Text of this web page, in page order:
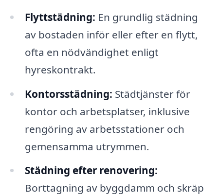
Flyttstädning: En grundlig städning
av bostaden inför eller efter en flytt,
ofta en nödvändighet enligt
hyreskontrakt.
Kontorsstädning: Städtjänster för
kontor och arbetsplatser, inklusive
rengöring av arbetsstationer och
gemensamma utrymmen.
Städning efter renovering:
Borttagning av byggdamm och skräp